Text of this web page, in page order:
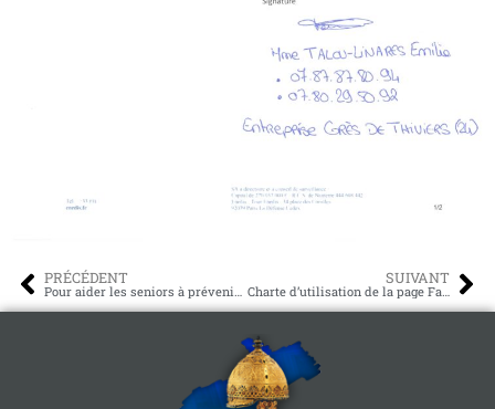
PRÉCÉDENT SUIVANT
Charte d’utilisation de la page Facebook